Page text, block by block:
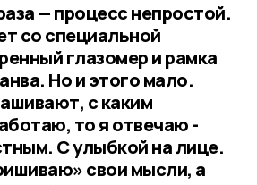
— процесс непростой.
со специальной
глазомер и рамка
Но и этого мало.
с каким
то я отвечаю -
С улыбкой на лице.
свои мысли, а